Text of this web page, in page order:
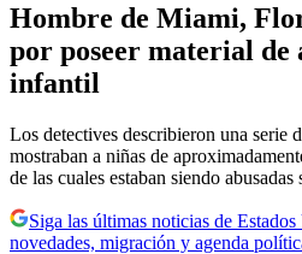
Hombre de Miami,
por poseer material de
infantil
Los detectives describieron una serie
mostraban a niñas de
de las cuales estaban siendo
Siga las últimas noticias de
novedades, migración y agenda